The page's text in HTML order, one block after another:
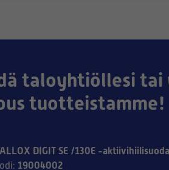
taloyhtiöllesi
tuotteistamme!
DIGIT SE /130E -
: 19004002